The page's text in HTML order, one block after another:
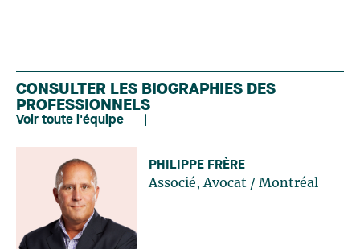
CONSULTER LES BIOGRAPHIES DES
PROFESSIONNELS
Voir toute l'équipe
PHILIPPE FRÈRE
Associé, Avocat / Montréal